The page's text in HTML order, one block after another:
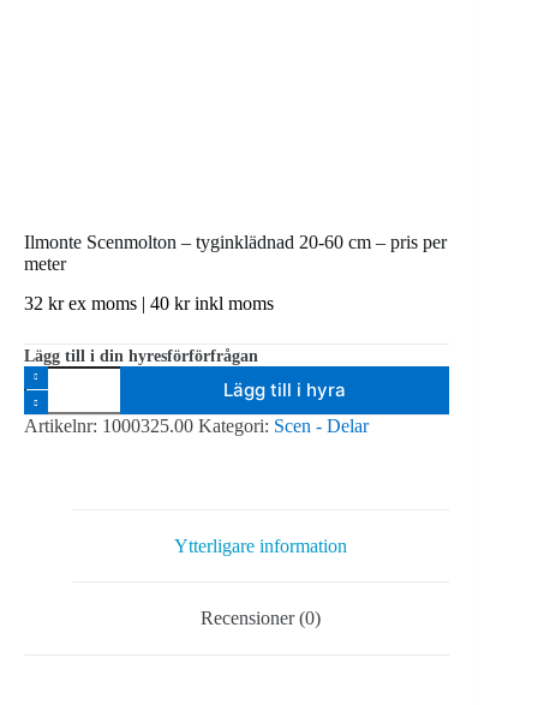
Ilmonte Scenmolton – tyginklädnad 20-60 cm – pris per
meter
32 krex moms | 40 krinkl moms
Lägg till i din hyresförförfrågan
Ilmonte
Scenmolton
-
tyginklädnad
Lägg till i hyra
Artikelnr: 1000325.00 Kategori: Scen - Delar
Ytterligare information
Recensioner (0)